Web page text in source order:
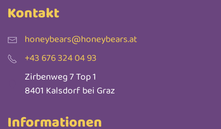
Kontakt
honeybears@honeybears.at
+43 676 324 04 93
Zirbenweg 7 Top 1
8401 Kalsdorf bei Graz
Informationen